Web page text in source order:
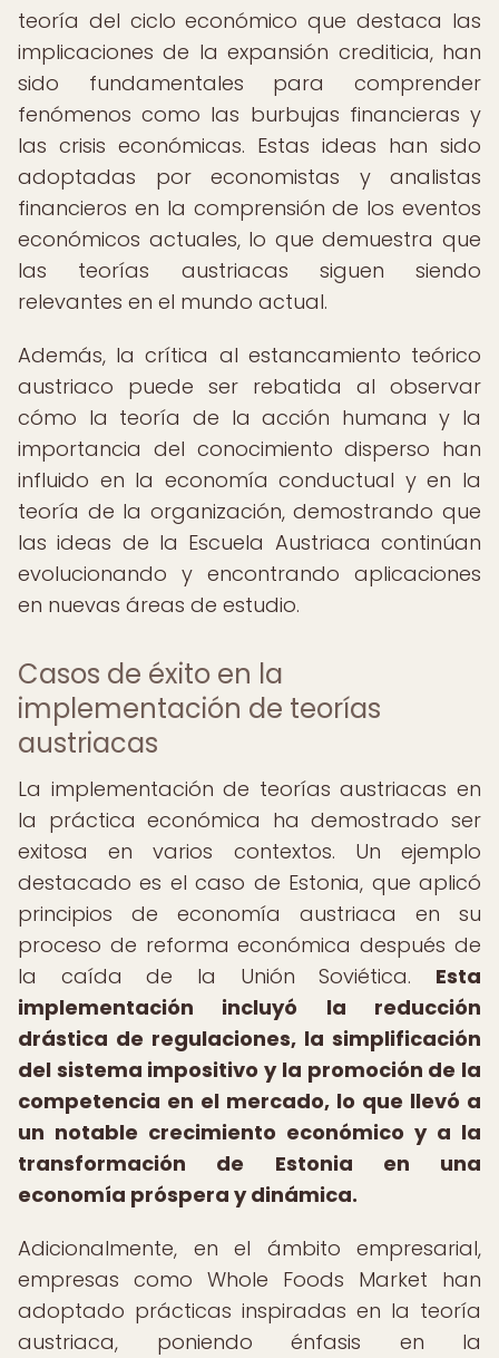
teoría del ciclo económico que destaca las
implicaciones de la expansión crediticia, han
sido fundamentales para comprender
fenómenos como las burbujas financieras y
las crisis económicas. Estas ideas han sido
adoptadas por economistas y analistas
financieros en la comprensión de los eventos
económicos actuales, lo que demuestra que
las teorías austriacas siguen siendo
relevantes en el mundo actual.
Además, la crítica al estancamiento teórico
austriaco puede ser rebatida al observar
cómo la teoría de la acción humana y la
importancia del conocimiento disperso han
influido en la economía conductual y en la
teoría de la organización, demostrando que
las ideas de la Escuela Austriaca continúan
evolucionando y encontrando aplicaciones
en nuevas áreas de estudio.
Casos de éxito en la
implementación de teorías
austriacas
La implementación de teorías austriacas en
la práctica económica ha demostrado ser
exitosa en varios contextos. Un ejemplo
destacado es el caso de Estonia, que aplicó
principios de economía austriaca en su
proceso de reforma económica después de
la caída de la Unión Soviética. Esta
implementación incluyó la reducción
drástica de regulaciones, la simplificación
del sistema impositivo y la promoción de la
competencia en el mercado, lo que llevó a
un notable crecimiento económico y a la
transformación de Estonia en una
economía próspera y dinámica.
Adicionalmente, en el ámbito empresarial,
empresas como Whole Foods Market han
adoptado prácticas inspiradas en la teoría
austriaca, poniendo énfasis en la